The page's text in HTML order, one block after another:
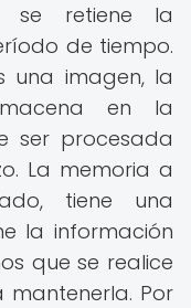
se retiene la
de tiempo.
una imagen, la
en la
ser procesada
La memoria a
tiene una
la información
que se realice
mantenerla. Por